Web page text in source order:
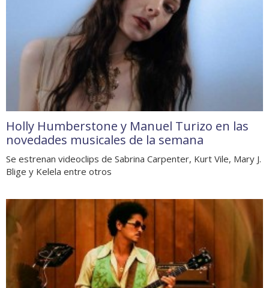
Holly Humberstone y Manuel Turizo en las
novedades musicales de la semana
Se estrenan videoclips de Sabrina Carpenter, Kurt Vile, Mary J.
Blige y Kelela entre otros